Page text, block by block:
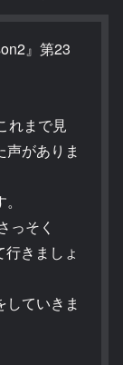
』第23
れまで見
がありま
っそく
きましょ
ていきま